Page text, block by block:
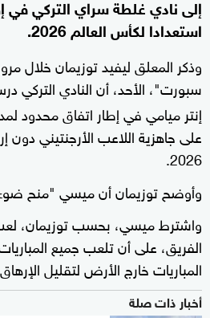
إلى نادي غلطة سراي التركي في
استعدادا لكأس العالم 2026.
وذكر المعلق ليفيد توزيمان خلال
سبورت"، الأحد، أن النادي
على جاهزية اللاعب الأرجنتيني دون
2026.
وأوضح توزيمان أن ميسي "منح
الفريق، على أن تلعب جميع
المباريات خارج الأرض لتقليل
أخبار ذات صلة